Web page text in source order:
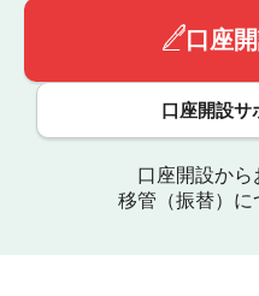
口座開
口座開設サ
口座開設か
移管（振替）に